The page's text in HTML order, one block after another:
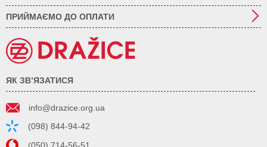
ПРИЙМАЄМО ДО ОПЛАТИ
ЯК ЗВ’ЯЗАТИСЯ
info@drazice.org.ua
(098) 844-94-42
(050) 714-56-51